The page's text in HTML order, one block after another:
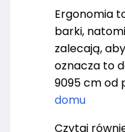
Ergonomia
barki,
zalecają,
oznacza to
9095 cm od
domu
Czytaj